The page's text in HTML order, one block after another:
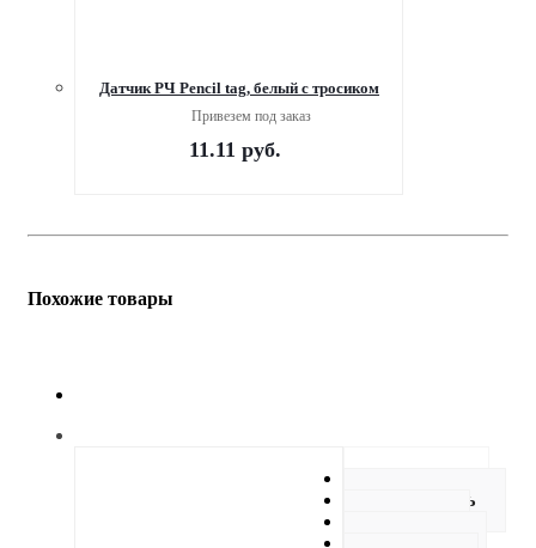
Датчик РЧ Pencil tag, белый с тросиком
Привезем под заказ
11.11 руб.
Похожие товары
Как купить